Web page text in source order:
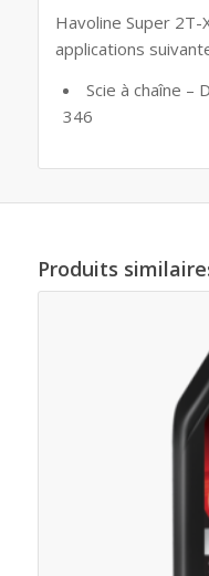
Havoline Super
applications
Scie à chaîne –
346
Produits